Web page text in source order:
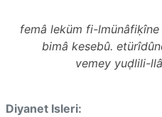
femâ leküm fi-
bimâ kesebû.
vemey yuḍlili-
Diyanet Isleri: